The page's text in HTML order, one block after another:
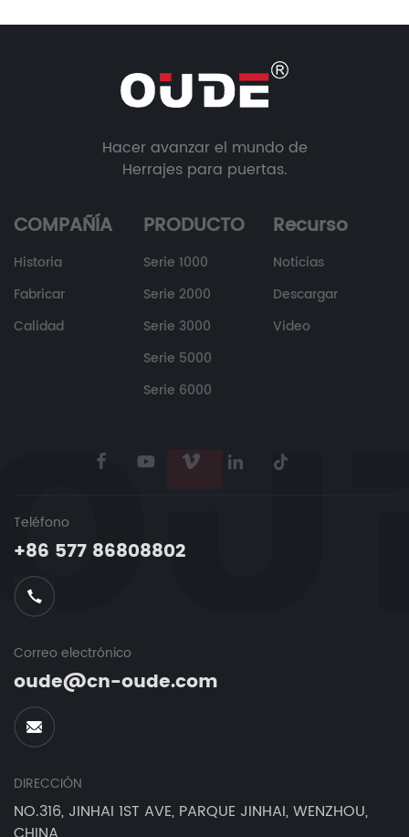
Hacer avanzar el mundo de
Herrajes para puertas.
COMPAÑÍA
Historia
Fabricar
Calidad
PRODUCTO
Serie 1000
Serie 2000
Serie 3000
Serie 5000
Serie 6000
Recurso
Noticias
Descargar
Video
Teléfono
+86 577 86808802
Correo electrónico
oude@cn-oude.com
DIRECCIÓN
NO.316, JINHAI 1ST AVE, PARQUE JINHAI, WENZHOU,